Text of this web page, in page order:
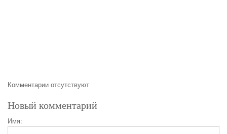
Комментарии отсутствуют
Новый комментарий
Имя: